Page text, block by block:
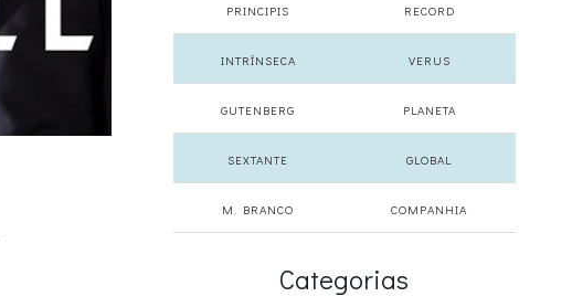
PRINCIPIS RECORD
INTRÍNSECA VERUS
GUTENBERG PLANETA
SEXTANTE GLOBAL
M. BRANCO COMPANHIA
Categorias